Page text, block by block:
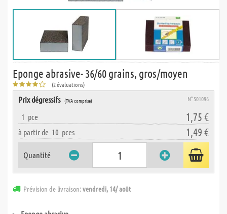
Eponge abrasive- 36/60 grains, gros/moyen
(2 évaluations)
Prix dégressifs (TVA comprise) N° 501096
1 pce 1,75 €
à partir de 10 pces 1,49 €
Quantité
Prévision de livraison:vendredi, 14/ août